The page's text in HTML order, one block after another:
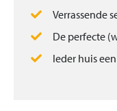
Verrassende
De perfecte
Ieder huis